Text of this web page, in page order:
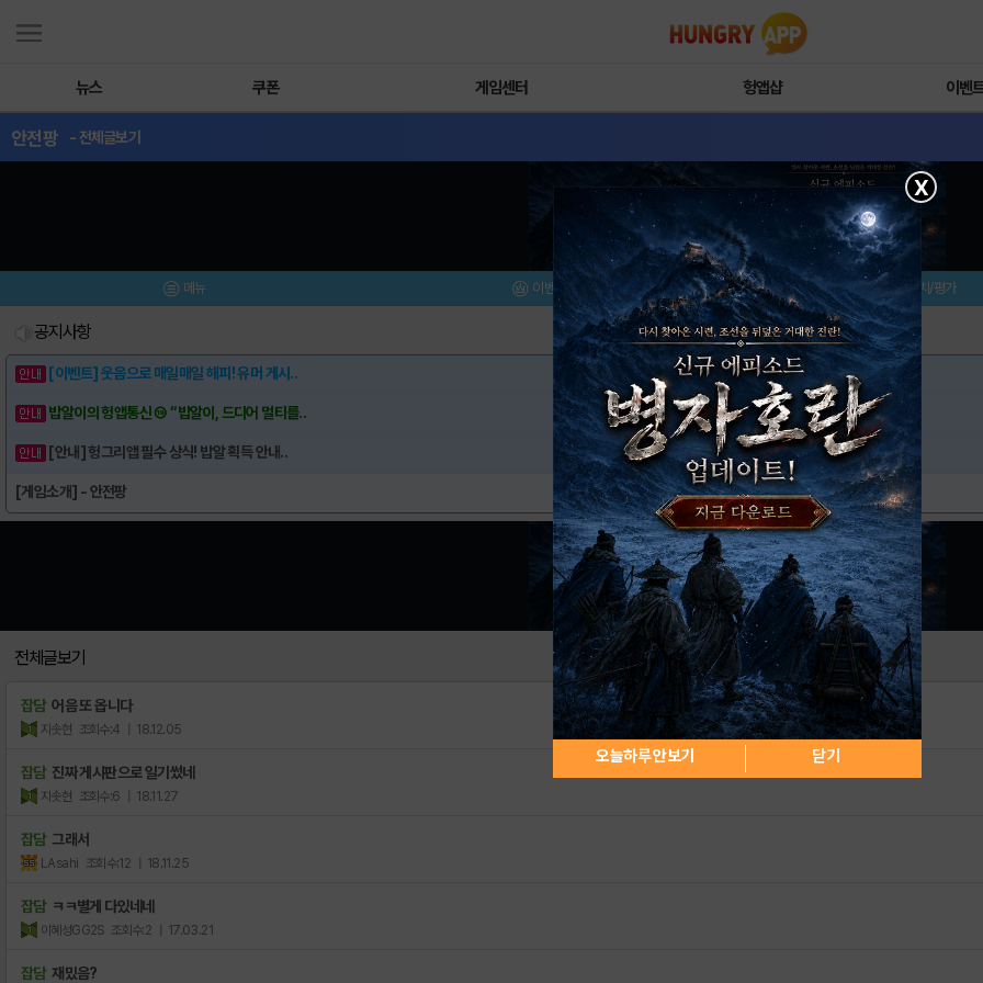
뉴스 쿠폰 게임센터 헝앱샵 이벤
안전팡 - 전체글보기
메뉴 이벤트/미션 설치/평가
공지사항
[이벤트] 웃음으로 매일매일 해피! 유머 게시..
밥알이의 헝앱통신 ⑲ “밥알이, 드디어 멀티를..
[안내] 헝그리앱 필수 상식! 밥알 획득 안내..
[게임소개] - 안전팡
전체글보기
잡담 어음 또 옵니다
지솟현 조회수:4 | 18.12.05
잡담 진짜 게시판으로 일기썼네
지솟현 조회수:6 | 18.11.27
잡담 그래서
LAsahi 조회수:12 | 18.11.25
잡담 ㅋㅋ별게 다있네네
이혜성GG2S 조회수:2 | 17.03.21
잡담 재밌음?
X
오늘하루 안보기 닫기